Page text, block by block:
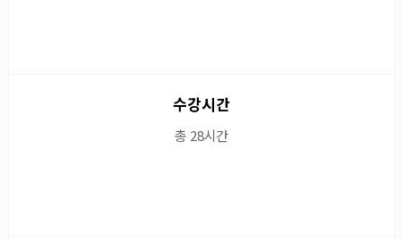
수강시간
총 28시간